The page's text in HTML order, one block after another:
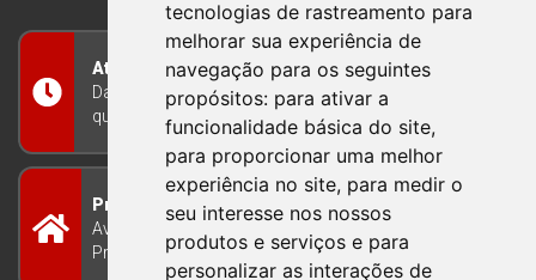
tecnologias de rastreamento para
melhorar sua experiência de
navegação para os seguintes
propósitos: para ativar a
funcionalidade básica do site,
para proporcionar uma melhor
experiência no site, para medir o
seu interesse nos nossos
produtos e serviços e para
personalizar as interações de
Atendimento
Das 8h às 12h e das 13h às 17h30, de segunda a
quinta-feira, e nas sextas-feiras das 7h às 13h
Prefeitura Municipal
Avenida Guilherme Winter 65 - Centro Bom
Princípio/RS - Brasil CEP 95765-000